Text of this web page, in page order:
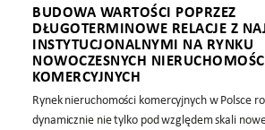
BUDOWA WARTOŚCI POPRZEZ
DŁUGOTERMINOWE RELACJE Z
INSTYTUCJONALNYMI NA RYNKU
NOWOCZESNYCH
KOMERCYJNYCH
Rynek nieruchomości komercyjnych w Polsce
dynamicznie nie tylko pod względem skali